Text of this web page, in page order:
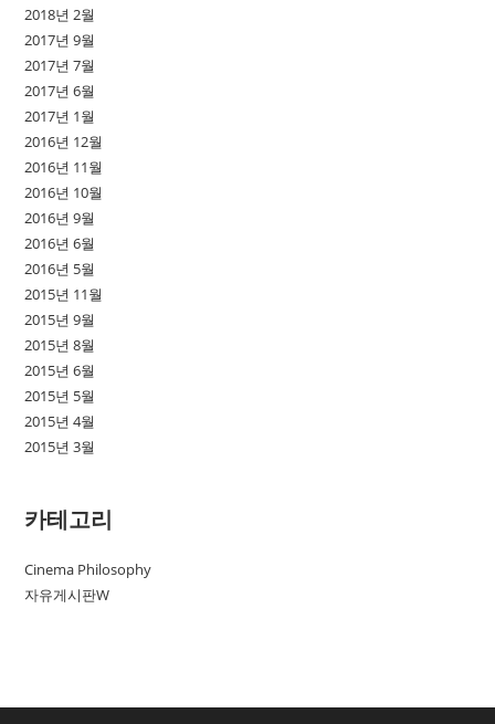
2018년 2월
2017년 9월
2017년 7월
2017년 6월
2017년 1월
2016년 12월
2016년 11월
2016년 10월
2016년 9월
2016년 6월
2016년 5월
2015년 11월
2015년 9월
2015년 8월
2015년 6월
2015년 5월
2015년 4월
2015년 3월
카테고리
Cinema Philosophy
자유게시판W